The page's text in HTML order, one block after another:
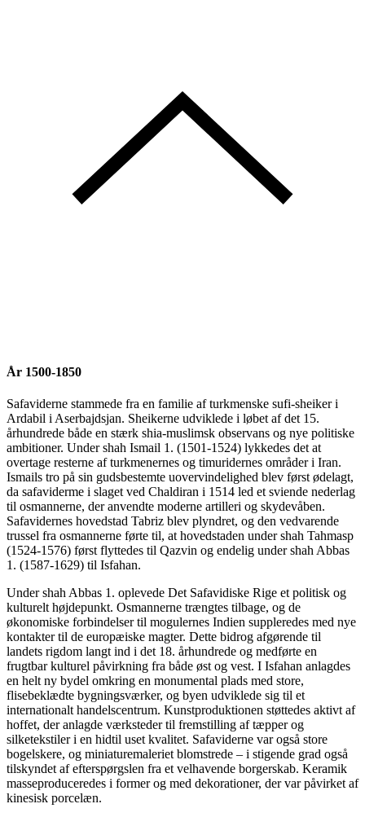
År 1500-1850
Safaviderne stammede fra en familie af turkmenske sufi-sheiker i
Ardabil i Aserbajdsjan. Sheikerne udviklede i løbet af det 15.
århundrede både en stærk shia-muslimsk observans og nye politiske
ambitioner. Under shah Ismail 1. (1501-1524) lykkedes det at
overtage resterne af turkmenernes og timuridernes områder i Iran.
Ismails tro på sin gudsbestemte uovervindelighed blev først ødelagt,
da safaviderme i slaget ved Chaldiran i 1514 led et sviende nederlag
til osmannerne, der anvendte moderne artilleri og skydevåben.
Safavidernes hovedstad Tabriz blev plyndret, og den vedvarende
trussel fra osmannerne førte til, at hovedstaden under shah Tahmasp
(1524-1576) først flyttedes til Qazvin og endelig under shah Abbas
1. (1587-1629) til Isfahan.
Under shah Abbas 1. oplevede Det Safavidiske Rige et politisk og
kulturelt højdepunkt. Osmannerne trængtes tilbage, og de
økonomiske forbindelser til mogulernes Indien suppleredes med nye
kontakter til de europæiske magter. Dette bidrog afgørende til
landets rigdom langt ind i det 18. århundrede og medførte en
frugtbar kulturel påvirkning fra både øst og vest. I Isfahan anlagdes
en helt ny bydel omkring en monumental plads med store,
flisebeklædte bygningsværker, og byen udviklede sig til et
internationalt handelscentrum. Kunstproduktionen støttedes aktivt af
hoffet, der anlagde værksteder til fremstilling af tæpper og
silketekstiler i en hidtil uset kvalitet. Safaviderne var også store
bogelskere, og miniaturemaleriet blomstrede – i stigende grad også
tilskyndet af efterspørgslen fra et velhavende borgerskab. Keramik
masseproduceredes i former og med dekorationer, der var påvirket af
kinesisk porcelæn.